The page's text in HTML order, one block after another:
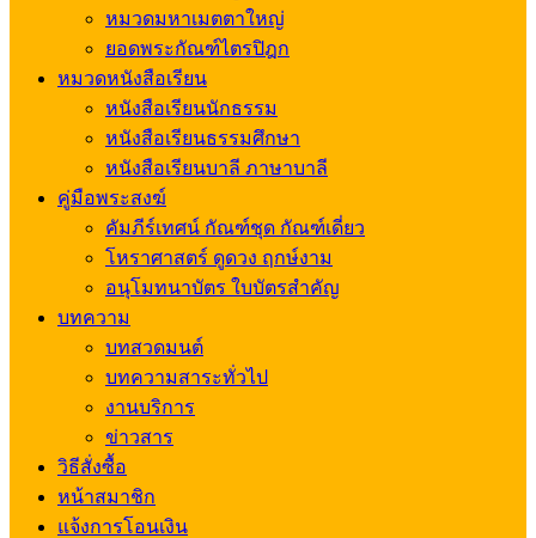
หมวดมหาเมตตาใหญ่
ยอดพระกัณฑ์ไตรปิฎก
หมวดหนังสือเรียน
หนังสือเรียนนักธรรม
หนังสือเรียนธรรมศึกษา
หนังสือเรียนบาลี ภาษาบาลี
คู่มือพระสงฆ์
คัมภีร์เทศน์ กัณฑ์ชุด กัณฑ์เดี่ยว
โหราศาสตร์ ดูดวง ฤกษ์งาม
อนุโมทนาบัตร ใบบัตรสำคัญ
บทความ
บทสวดมนต์
บทความสาระทั่วไป
งานบริการ
ข่าวสาร
วิธีสั่งซื้อ
หน้าสมาชิก
แจ้งการโอนเงิน